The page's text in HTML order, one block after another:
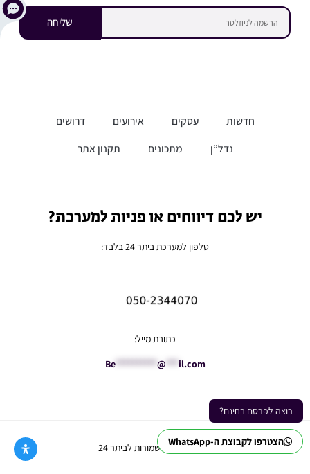
הצטרפו לקבוצת ה-WhatsApp
רוצה לפרסם בחינם?
שליחה
חדשות עסקים אירועים
דרושים
נדל”ן
מתכונים תקנון אתר
יש לכם דיווחים או פניות למערכת?
טלפון למערכת ביתר 24 בלבד:
כתובת מייל:
Be********** @ *** il.com
Ⓒ כל הזכויות שמורות לביתר 24